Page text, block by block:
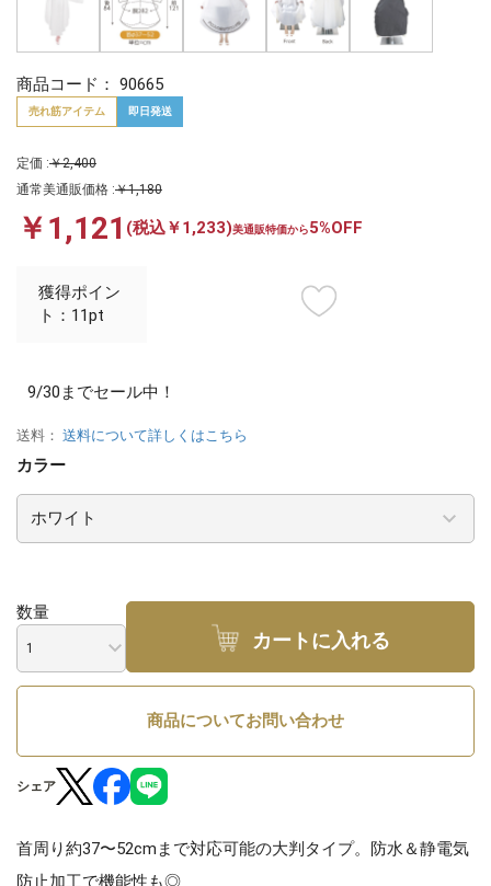
商品コード： 90665
売れ筋アイテム 即日発送
定価 :￥2,400
通常美通販価格 :￥1,180
￥1,121 (税込￥1,233)美通販特価から5%OFF
獲得ポイン
ト：11pt
9/30までセール中！
送料： 送料について詳しくはこちら
カラー
数量
カートに入れる
商品についてお問い合わせ
シェア
首周り約37〜52cmまで対応可能の大判タイプ。防水＆静電気
防止加工で機能性も◎